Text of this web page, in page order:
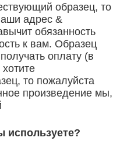
образец, то
адрес &
обязанность
к вам. Образец
оплату (в
то пожалуйста
произведение мы,
используете?